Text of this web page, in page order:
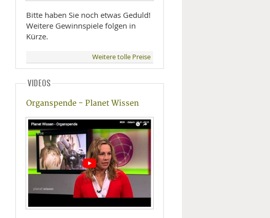
Bitte haben Sie noch etwas Geduld!
Weitere Gewinnspiele folgen in
Kürze.
Weitere tolle Preise
VIDEOS
Organspende - Planet Wissen